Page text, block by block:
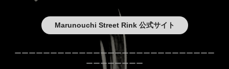
Marunouchi Street Rink 公式サイト
ーーーーーーーーーーーーーーーーーーーーーーーーーーーー
ーーーーーーーー